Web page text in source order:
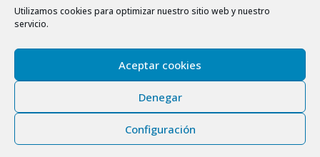
Utilizamos cookies para optimizar nuestro sitio web y nuestro
servicio.
Aceptar cookies
Denegar
Configuración
Site map
Copyright © 2024 Cadillac Solitario. Todos los derechos